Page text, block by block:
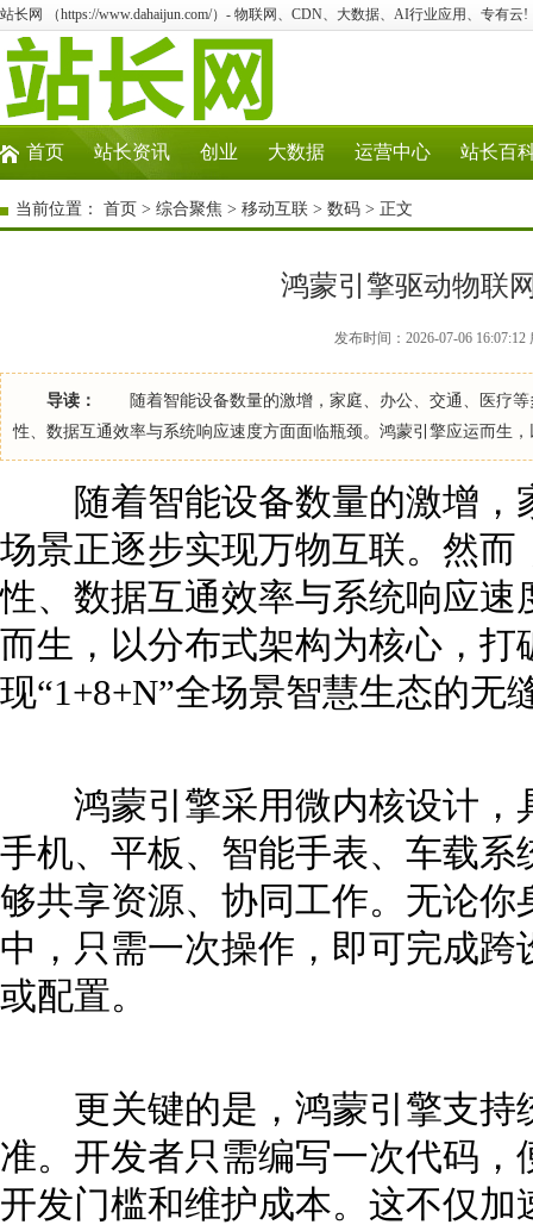
站长网 （https://www.dahaijun.com/）- 物联网、CDN、大数据、AI行业应用、专有云!
首页 站长资讯 创业 大数据 运营中心 站长百
当前位置： 首页 > 综合聚焦 > 移动互联 > 数码 > 正文
鸿蒙引擎驱动物联
发布时间：2026-07-06
导读：
随着智能设备数量的激增，家庭、办公、交通、医疗等
性、数据互通效率与系统响应速度方面面临瓶颈。鸿蒙引擎应运而生
随着智能设备数量的激增，
场景正逐步实现万物互联。然
性、数据互通效率与系统响应
而生，以分布式架构为核心，
现“1+8+N”全场景智慧生态的无
鸿蒙引擎采用微内核设计，
手机、平板、智能手表、车载
够共享资源、协同工作。无论
中，只需一次操作，即可完成
或配置。
更关键的是，鸿蒙引擎支持
准。开发者只需编写一次代码
开发门槛和维护成本。这不仅